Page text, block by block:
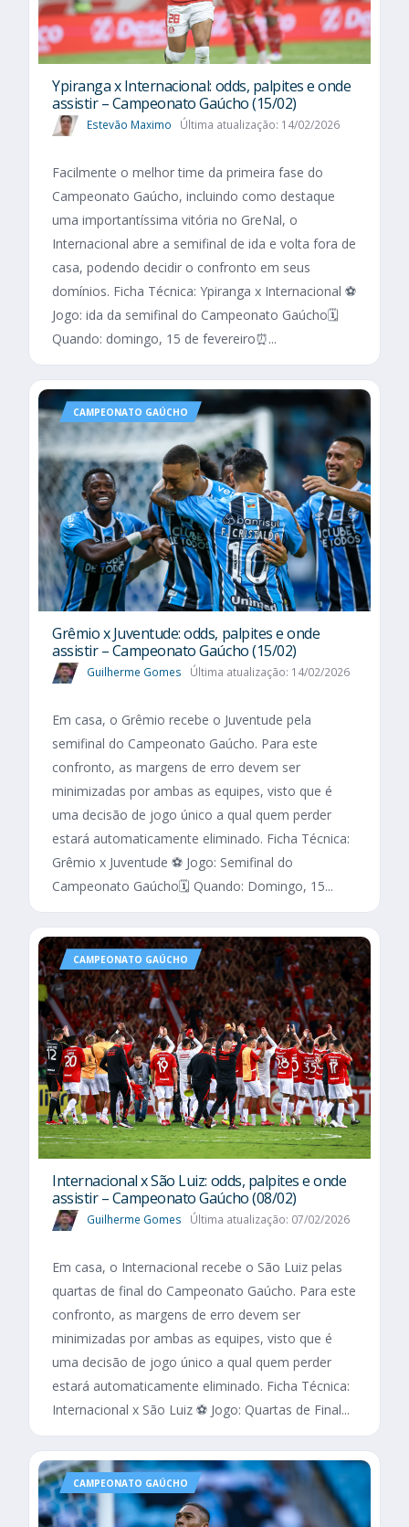
Ypiranga x Internacional: odds, palpites e onde
assistir – Campeonato Gaúcho (15/02)
Estevão Maximo Última atualização: 14/02/2026
Facilmente o melhor time da primeira fase do
Campeonato Gaúcho, incluindo como destaque
uma importantíssima vitória no GreNal, o
Internacional abre a semifinal de ida e volta fora de
casa, podendo decidir o confronto em seus
domínios. Ficha Técnica: Ypiranga x Internacional ⚽
Jogo: ida da semifinal do Campeonato Gaúcho🗓️
Quando: domingo, 15 de fevereiro⏰...
CAMPEONATO GAÚCHO
Grêmio x Juventude: odds, palpites e onde
assistir – Campeonato Gaúcho (15/02)
Guilherme Gomes Última atualização: 14/02/2026
Em casa, o Grêmio recebe o Juventude pela
semifinal do Campeonato Gaúcho. Para este
confronto, as margens de erro devem ser
minimizadas por ambas as equipes, visto que é
uma decisão de jogo único a qual quem perder
estará automaticamente eliminado. Ficha Técnica:
Grêmio x Juventude ⚽ Jogo: Semifinal do
Campeonato Gaúcho🗓️ Quando: Domingo, 15...
CAMPEONATO GAÚCHO
Internacional x São Luiz: odds, palpites e onde
assistir – Campeonato Gaúcho (08/02)
Guilherme Gomes Última atualização: 07/02/2026
Em casa, o Internacional recebe o São Luiz pelas
quartas de final do Campeonato Gaúcho. Para este
confronto, as margens de erro devem ser
minimizadas por ambas as equipes, visto que é
uma decisão de jogo único a qual quem perder
estará automaticamente eliminado. Ficha Técnica:
Internacional x São Luiz ⚽ Jogo: Quartas de Final...
CAMPEONATO GAÚCHO